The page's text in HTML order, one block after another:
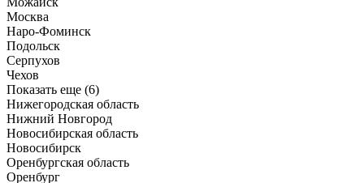
Москва
Наро-Фоминск
Подольск
Серпухов
Чехов
Показать еще (6)
Нижегородская область
Нижний Новгород
Новосибирская область
Новосибирск
Оренбургская область
Оренбург